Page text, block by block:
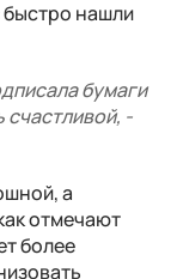
быстро нашли
бумаги
счастливой, -
а
отмечают
более